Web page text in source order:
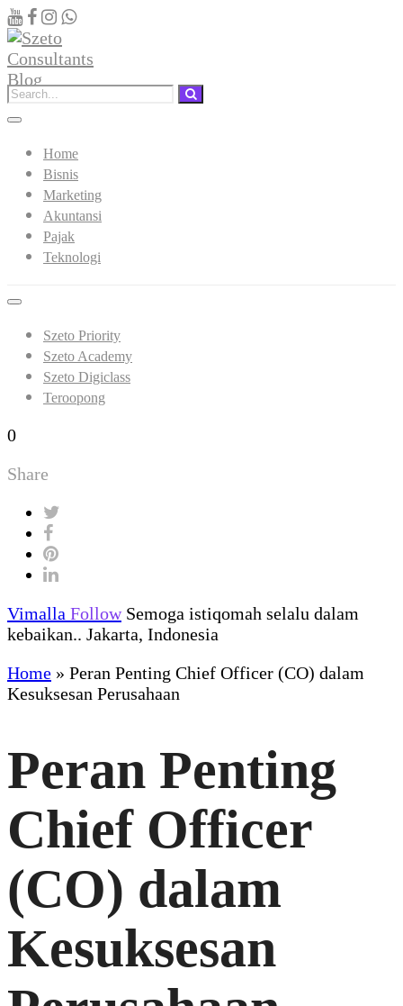
Home
Bisnis
Marketing
Akuntansi
Pajak
Teknologi
Szeto Priority
Szeto Academy
Szeto Digiclass
Teroopong
0
Share
Vimalla Follow Semoga istiqomah selalu dalam
kebaikan.. Jakarta, Indonesia
Home » Peran Penting Chief Officer (CO) dalam
Kesuksesan Perusahaan
Peran Penting
Chief Officer
(CO) dalam
Kesuksesan